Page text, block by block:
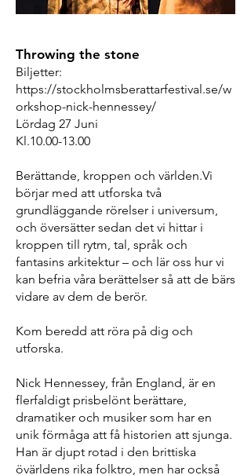
Throwing the stone
Biljetter:
https://stockholmsberattarfestival.se/w
orkshop-nick-hennessey/
Lördag 27 Juni
Kl.10.00-13.00
Berättande, kroppen och världen.Vi
börjar med att utforska två
grundläggande rörelser i universum,
och översätter sedan det vi hittar i
kroppen till rytm, tal, språk och
fantasins arkitektur – och lär oss hur vi
kan befria våra berättelser så att de bärs
vidare av dem de berör.
Kom beredd att röra på dig och
utforska.
Nick Hennessey, från England, är en
flerfaldigt prisbelönt berättare,
dramatiker och musiker som har en
unik förmåga att få historien att sjunga.
Han är djupt rotad i den brittiska
övärldens rika folktro, men har också